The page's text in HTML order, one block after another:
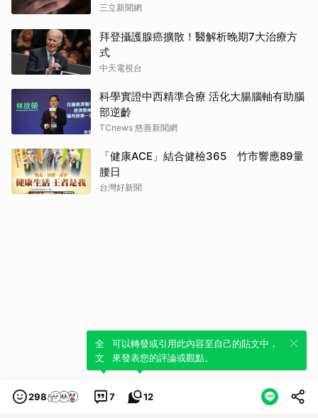
三立新聞網
拜登攝護腺癌擴散！醫解析晚期7大治療方
式
中天電視台
科學實證中西精準合療 活化大腸腦軸有助腦
部逆齡
TCnews 慈善新聞網
「健康ACE」結合健檢365 竹市響應89量
腰日
台灣好新聞
298 7
全新體驗！一鍵引用此內容，透過發布貼
文來輕鬆表達個人立場。
12
可以轉發或引用此內容至自己的貼文中，
來發表您的評論或觀點。